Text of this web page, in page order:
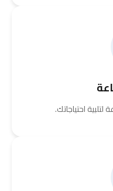
احتياجاتك.